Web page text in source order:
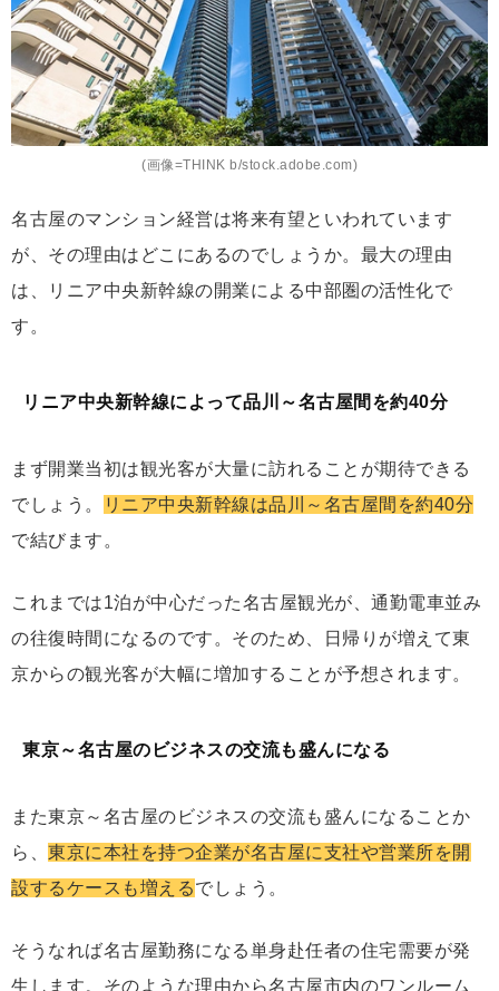
(画像=THINK b/stock.adobe.com)
名古屋のマンション経営は将来有望といわれています
が、その理由はどこにあるのでしょうか。最大の理由
は、リニア中央新幹線の開業による中部圏の活性化で
す。
リニア中央新幹線によって品川～名古屋間を約40分
まず開業当初は観光客が大量に訪れることが期待できる
でしょう。
リニア中央新幹線は品川～名古屋間を約40分
で結びます。
これまでは1泊が中心だった名古屋観光が、通勤電車並み
の往復時間になるのです。そのため、日帰りが増えて東
京からの観光客が大幅に増加することが予想されます。
東京～名古屋のビジネスの交流も盛んになる
また東京～名古屋のビジネスの交流も盛んになることか
ら、 東京に本社を持つ企業が名古屋に支社や営業所を開
設するケースも増えるでしょう。
そうなれば名古屋勤務になる単身赴任者の住宅需要が発
生します。そのような理由から名古屋市内のワンルーム